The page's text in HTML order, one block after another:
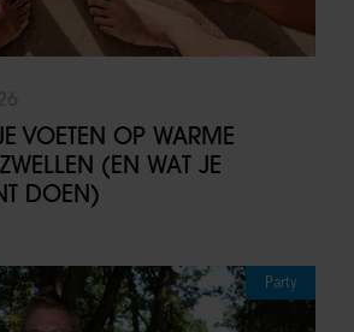
VOETEN OP WARME
(EN WAT JE
DOEN)
Party